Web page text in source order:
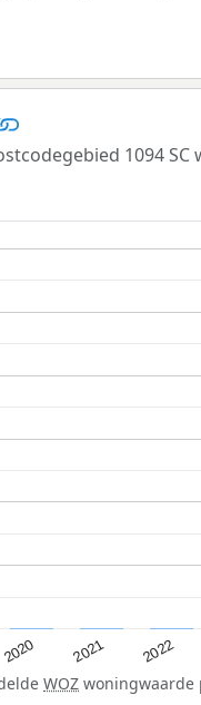
1094 SC
2020 2021 2022
WOZ woningwaarde